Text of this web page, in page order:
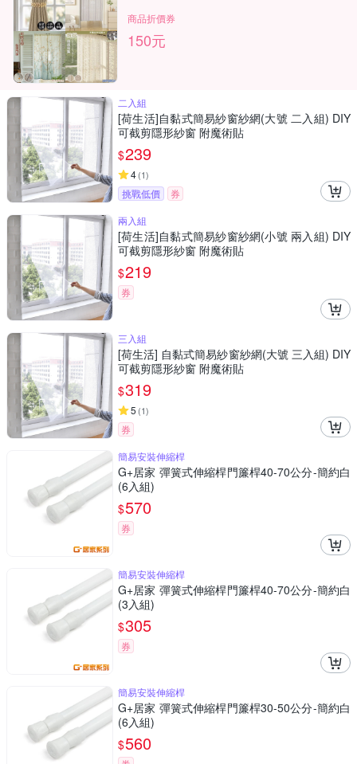
商品折價券
150元
二入組
[荷生活]自黏式簡易紗窗紗網(大號 二入組) DIY
可截剪隱形紗窗 附魔術貼
$239
4(1)
挑戰低價
券
兩入組
[荷生活]自黏式簡易紗窗紗網(小號 兩入組) DIY
可截剪隱形紗窗 附魔術貼
$219
券
三入組
[荷生活] 自黏式簡易紗窗紗網(大號 三入組) DIY
可截剪隱形紗窗 附魔術貼
$319
5 (1)
券
簡易安裝伸縮桿
G+居家 彈簧式伸縮桿門簾桿40-70公分-簡約白
(6入組)
$570
券
簡易安裝伸縮桿
G+居家 彈簧式伸縮桿門簾桿40-70公分-簡約白
(3入組)
$305
券
簡易安裝伸縮桿
G+居家 彈簧式伸縮桿門簾桿30-50公分-簡約白
(6入組)
$560